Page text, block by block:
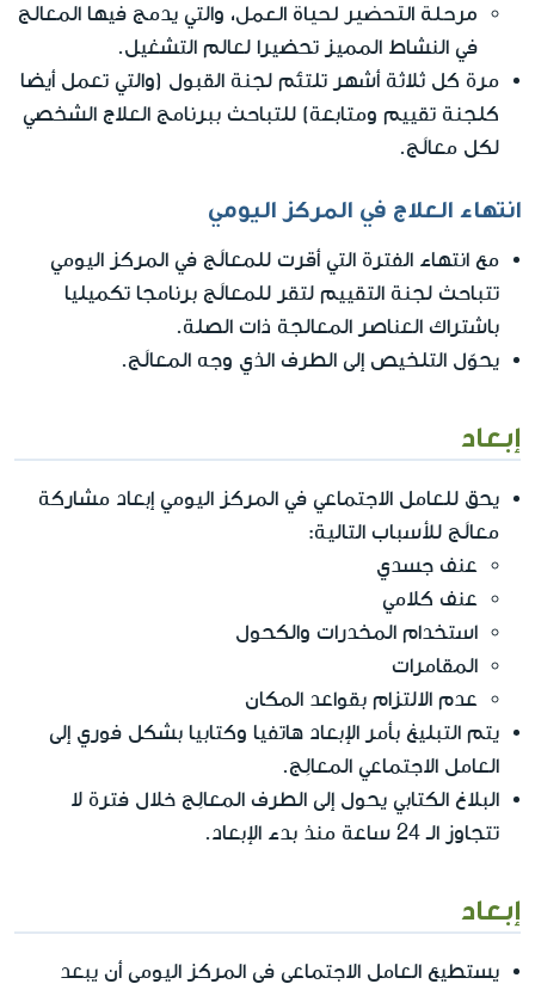
مرحلة التحضير لحياة العمل ، والتي يدمج فيها المعالج
في النشاط المميز تحضيرا لعالم التشغيل.
مرة كل ثلاثة أشهر تلتئم لجنة القبول (والتي تعمل أيضا
كلجنة تقييم ومتابعة) للتباحث ببرنامج العلاج الشخصي
لكل معالَج.
انتهاء العلاج في المركز اليومي
مع انتهاء الفترة التي أقرت للمعالَج في المركز اليومي
تتباحث لجنة التقييم لتقر للمعالَج برنامجا تكميليا
باشتراك العناصر المعالجة ذات الصلة.
يحوّل التلخيص إلى الطرف الذي وجه المعالَج.
إبعاد
يحق للعامل الاجتماعي في المركز اليومي إبعاد مشاركة
معالَج للأسباب التالية:
عنف جسدي
عنف كلامي
استخدام المخدرات والكحول
المقامرات
عدم الالتزام بقواعد المكان
يتم التبليغ بأمر الإبعاد هاتفيا وكتابيا بشكل فوري إلى
العامل الاجتماعي المعالِج.
البلاغ الكتابي يحول إلى الطرف المعالِج خلال فترة لا
تتجاوز الـ 24 ساعة منذ بدء الإبعاد.
إبعاد
يستطيع العامل الاجتماعي في المركز اليومي أن يبعد